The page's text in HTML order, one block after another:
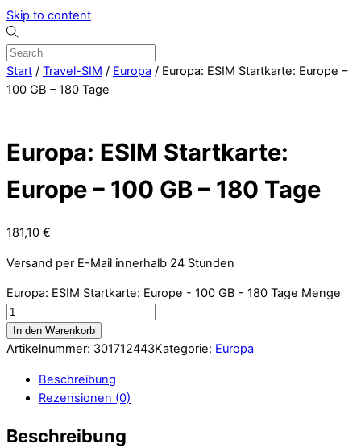
Skip to content
Start / Travel-SIM / Europa / Europa: ESIM Startkarte: Europe –
100 GB – 180 Tage
Europa: ESIM Startkarte:
Europe – 100 GB – 180 Tage
181,10 €
Versand per E-Mail innerhalb 24 Stunden
Europa: ESIM Startkarte: Europe - 100 GB - 180 Tage Menge
In den Warenkorb
Artikelnummer: 301712443Kategorie: Europa
Beschreibung
Rezensionen (0)
Beschreibung